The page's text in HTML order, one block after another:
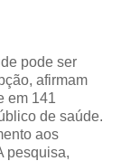
pode ser
afirmam
em 141
de saúde.
aos
pesquisa,